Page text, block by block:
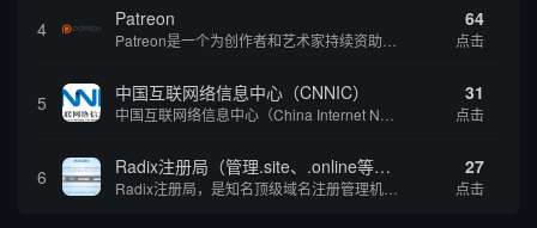
4 Patreon 64
点击
5 中国互联网络信息中心（CNNIC） 31
点击
6 Radix注册局（管理.site、.online等顶级域名） 27
点击